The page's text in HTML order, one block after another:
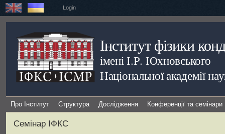
Login
Інститут фізики
імені І.Р. Юхновського
Національної академії
Про Інститут Структура Дослідження Конференції та семінари
Семінар ІФКС